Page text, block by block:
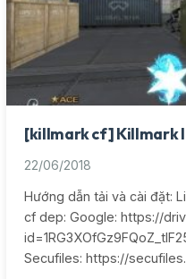
[killmark cf] Killmark
22/06/2018
Hướng dẫn tải và cài đặt:
cf dep: Google: https://
Secufiles: https://